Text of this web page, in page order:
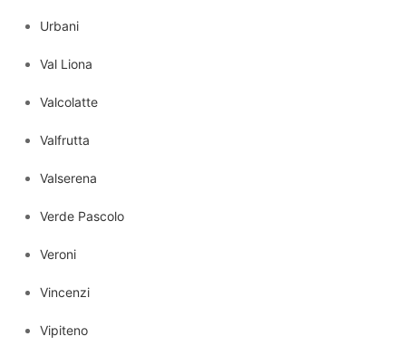
Urbani
Val Liona
Valcolatte
Valfrutta
Valserena
Verde Pascolo
Veroni
Vincenzi
Vipiteno